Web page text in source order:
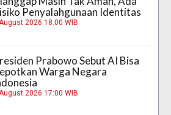
Penyalahgunaan Identitas
2026 18:00 WIB
Prabowo Sebut AI Bisa
Warga Negara
2026 17:00 WIB